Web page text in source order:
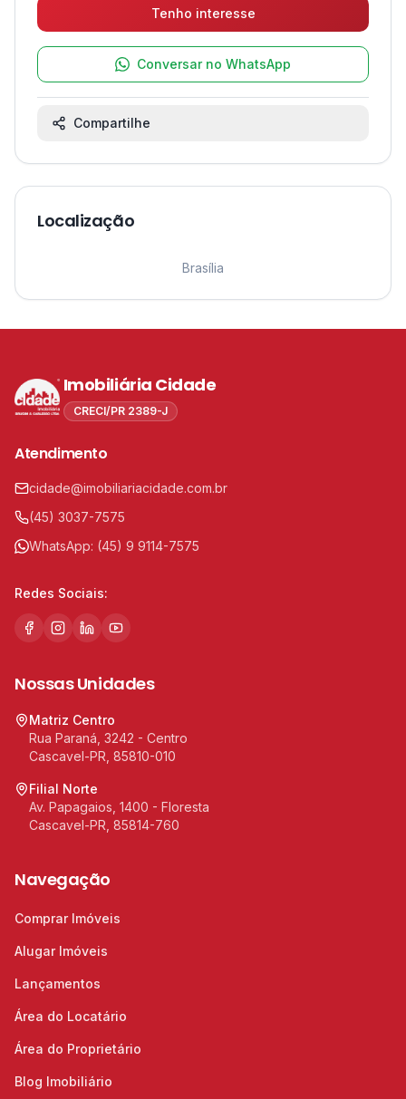
Tenho interesse
Conversar no WhatsApp
Compartilhe
Localização
Brasília
Imobiliária Cidade
CRECI/PR 2389-J
Atendimento
cidade@imobiliariacidade.com.br
(45) 3037-7575
WhatsApp: (45) 9 9114-7575
Redes Sociais:
Nossas Unidades
Matriz Centro
Rua Paraná, 3242 - Centro
Cascavel-PR, 85810-010
Filial Norte
Av. Papagaios, 1400 - Floresta
Cascavel-PR, 85814-760
Navegação
Comprar Imóveis
Alugar Imóveis
Lançamentos
Área do Locatário
Área do Proprietário
Blog Imobiliário